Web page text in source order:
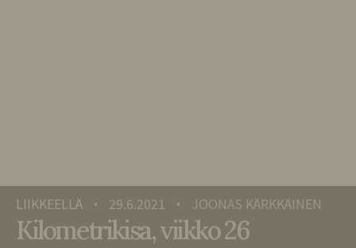
LIIKKEELLÄ • 29.6.2021 • JOONAS KÄRKKÄINEN
Kilometrikisa, viikko 26